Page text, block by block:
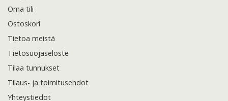
Oma tili
Ostoskori
Tietoa meistä
Tietosuojaseloste
Tilaa tunnukset
Tilaus- ja toimitusehdot
Yhteystiedot